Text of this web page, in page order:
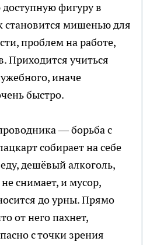
фигуру в
мишенью для
проблем на работе,
Приходится учиться
иначе
быстро.
— борьба с
собирает на себе
дешёвый алкоголь,
снимает, и мусор,
до урны. Прямо
от него пахнет,
с точки зрения